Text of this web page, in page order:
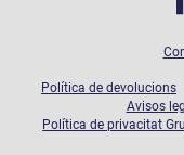
Política de devolucions
Avisos
Política de privacitat